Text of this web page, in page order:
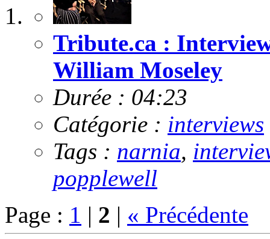
Tribute.ca :
William Moseley
Durée : 04:23
Catégorie : interviews
Tags : narnia,
popplewell
Page : 1 | 2 | « Précédente